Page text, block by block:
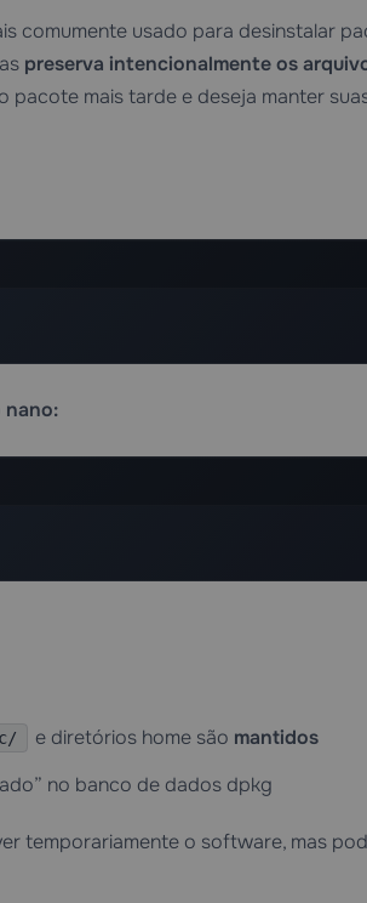
comumente usado para desinstalar
preserva intencionalmente os
pacote mais tarde e deseja manter
e diretórios home são mantidos
no banco de dados dpkg
temporariamente o software, mas